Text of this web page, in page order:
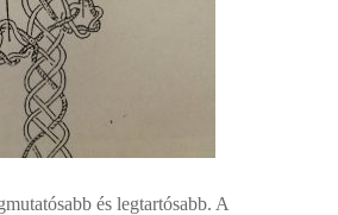
és legtartósabb. A